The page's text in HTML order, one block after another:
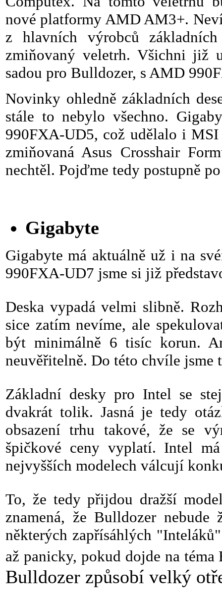
nové platformy AMD AM3+.
z hlavních výrobců
zmiňovaný veletrh. Všichni již
sadou pro Bulldozer, s AMD
Novinky ohledně základních
stále to nebylo všechno.
990FXA-UD5, což udělalo i
zmiňovaná Asus Crosshair
nechtěl. Pojďme tedy postupně
Gigabyte
Gigabyte má aktuálně už i na
990FXA-UD7 jsme si již
Deska vypadá velmi slibně.
sice zatím nevíme, ale
být minimálně 6 tisíc korun.
neuvěřitelně. Do této chvíle
Základní desky pro Intel se
dvakrát tolik. Jasná je tedy
obsazení trhu takové, že se
špičkové ceny vyplatí. Intel
nejvyšších modelech válcují
To, že tedy přijdou dražší
znamená, že Bulldozer
některých zapřísáhlých
až panicky, pokud dojde na téma
Bulldozer způsobí velký